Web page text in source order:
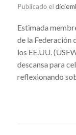
Publicado el
Estimada
de la Federación
los EE.UU.
descansa para
reflexionando